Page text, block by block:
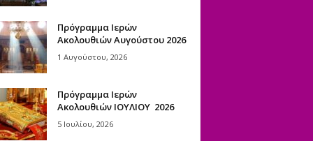
Πρόγραμμα Ιερών
Ακολουθιών Αυγούστου 2026
1 Αυγούστου, 2026
Πρόγραμμα Ιερών
Ακολουθιών ΙΟΥΛΙΟΥ 2026
5 Ιουλίου, 2026